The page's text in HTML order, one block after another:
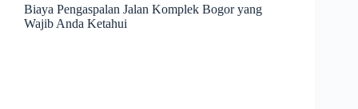
Biaya Pengaspalan Jalan Komplek Bogor yang
Wajib Anda Ketahui